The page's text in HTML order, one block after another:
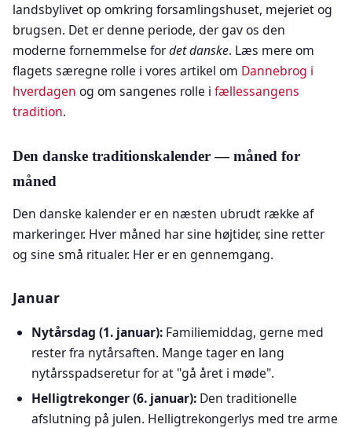
landsbylivet op omkring forsamlingshuset, mejeriet og
brugsen. Det er denne periode, der gav os den
moderne fornemmelse fordet danske. Læs mere om
flagets særegne rolle i vores artikel om Dannebrog i
hverdagen og om sangenes rolle i fællessangens
tradition.
Den danske traditionskalender — måned for
måned
Den danske kalender er en næsten ubrudt række af
markeringer. Hver måned har sine højtider, sine retter
og sine små ritualer. Her er en gennemgang.
Januar
Nytårsdag (1. januar): Familiemiddag, gerne med
rester fra nytårsaften. Mange tager en lang
nytårsspadseretur for at "gå året i møde".
Helligtrekonger (6. januar): Den traditionelle
afslutning på julen. Helligtrekongerlys med tre arme